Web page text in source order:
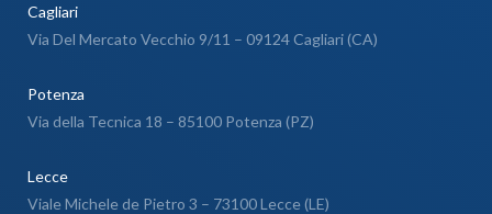
Cagliari
Via Del Mercato Vecchio 9/11 – 09124 Cagliari (CA)
Potenza
Via della Tecnica 18 – 85100 Potenza (PZ)
Lecce
Viale Michele de Pietro 3 – 73100 Lecce (LE)